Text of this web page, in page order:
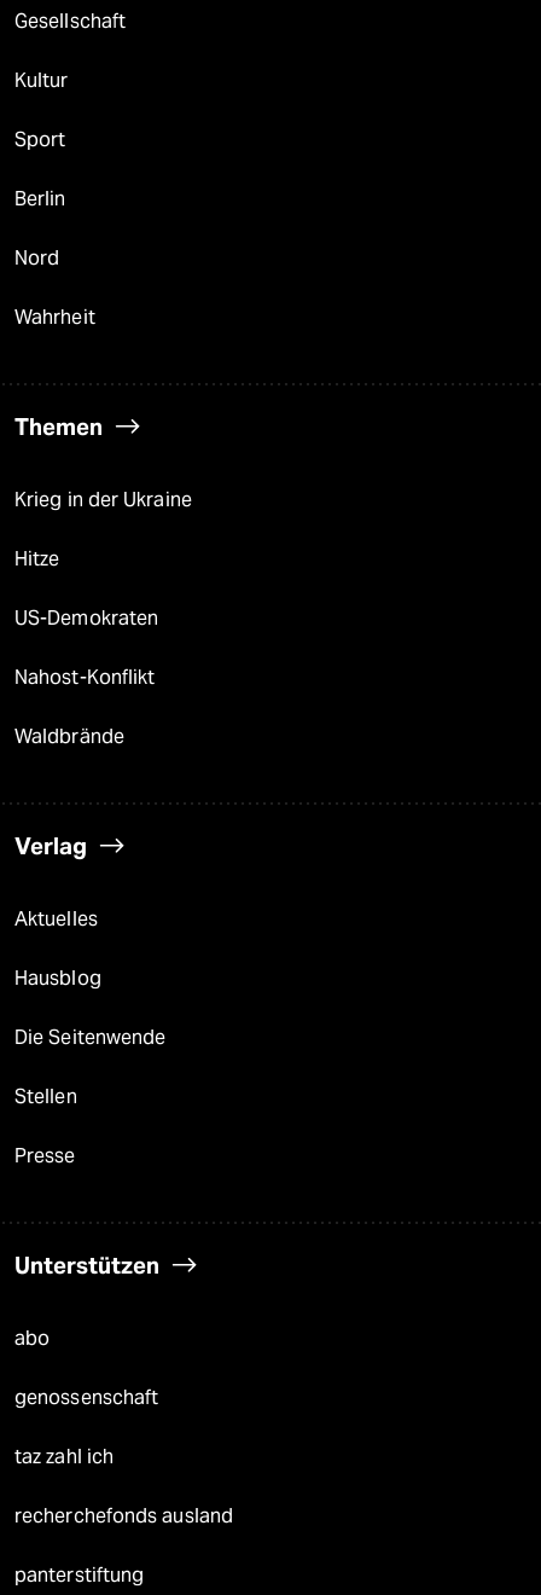
Gesellschaft
Kultur
Sport
Berlin
Nord
Wahrheit
Themen
Krieg in der Ukraine
Hitze
US-Demokraten
Nahost-Konflikt
Waldbrände
Verlag
Aktuelles
Hausblog
Die Seitenwende
Stellen
Presse
Unterstützen
abo
genossenschaft
taz zahl ich
recherchefonds ausland
panterstiftung